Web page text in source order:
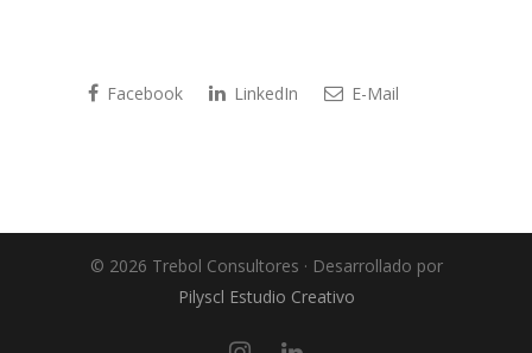
Facebook LinkedIn E-Mail
© 2026 Trebol Consultores · Desarrollado por
Pilyscl Estudio Creativo